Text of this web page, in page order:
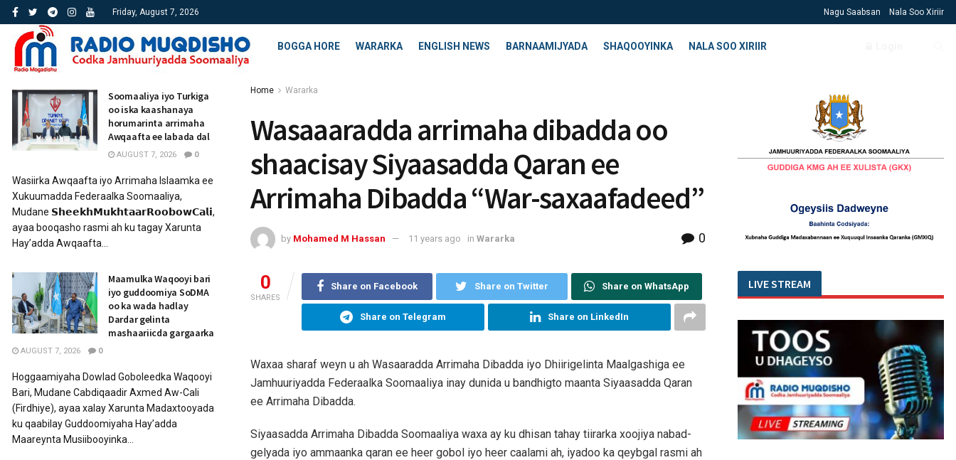
Friday, August 7, 2026 Nagu Saabsan Nala Soo Xiriir
BOGGA HORE WARARKA ENGLISH NEWS BARNAAMIJYADA SHAQOOYINKA NALA SOO XIRIIR
Home Wararka
Wasaaaradda arrimaha dibadda oo
shaacisay Siyaasadda Qaran ee
Arrimaha Dibadda “War-saxaafadeed”
by Mohamed M Hassan 11 years ago in Wararka 0
0
SHARES
Share on Facebook Share on Twitter Share on WhatsApp
Share on Telegram Share on LinkedIn
Waxaa sharaf weyn u ah Wasaaradda Arrimaha Dibadda iyo Dhiirigelinta Maalgashiga ee
Jamhuuriyadda Federaalka Soomaaliya inay dunida u bandhigto maanta Siyaasadda Qaran
ee Arrimaha Dibadda.
Siyaasadda Arrimaha Dibadda Soomaaliya waxa ay ku dhisan tahay tiirarka xoojiya nabad-
gelyada iyo ammaanka qaran ee heer gobol iyo heer caalami ah, iyadoo ka qeybgal rasmi ah
Soomaaliya iyo Turkiga
oo iska kaashanaya
horumarinta arrimaha
Awqaafta ee labada dal
AUGUST 7, 2026 0
Wasiirka Awqaafta iyo Arrimaha Islaamka ee
Xukuumadda Federaalka Soomaaliya,
Mudane 𝗦𝗵𝗲𝗲𝗸𝗵𝗠𝘂𝗸𝗵𝘁𝗮𝗮𝗿𝗥𝗼𝗼𝗯𝗼𝘄𝗖𝗮𝗹𝗶,
ayaa booqasho rasmi ah ku tagay Xarunta
Hay’adda Awqaafta...
Maamulka Waqooyi bari
iyo guddoomiya SoDMA
oo ka wada hadlay
Dardar gelinta
mashaariicda gargaarka
AUGUST 7, 2026 0
Hoggaamiyaha Dowlad Goboleedka Waqooyi
Bari, Mudane Cabdiqaadir Axmed Aw-Cali
(Firdhiye), ayaa xalay Xarunta Madaxtooyada
ku qaabilay Guddoomiyaha Hay’adda
Maareynta Musiibooyinka...
LIVE STREAM